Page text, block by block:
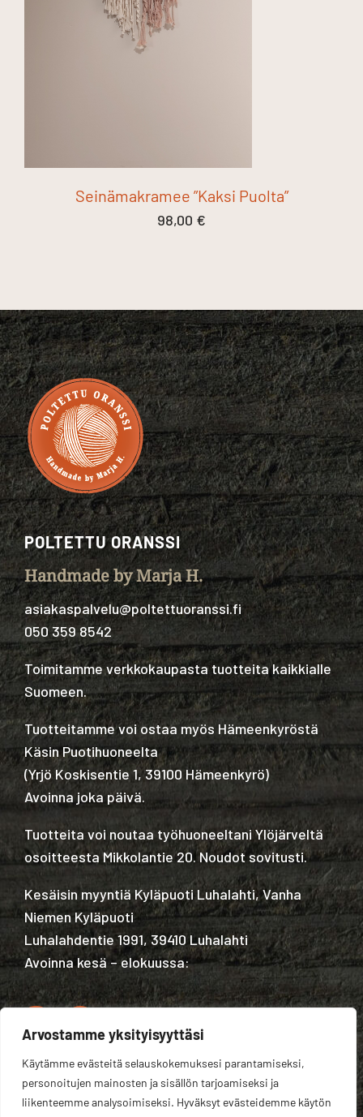
Arvostamme yksityisyyttäsi
Käytämme evästeitä selauskokemuksesi parantamiseksi,
personoitujen mainosten ja sisällön tarjoamiseksi ja
liikenteemme analysoimiseksi. Hyväksyt evästeidemme käytön
Seinämakramee ”Kaksi Puolta”
98,00 €
POLTETTU ORANSSI
Handmade by Marja H.
asiakaspalvelu@poltettuoranssi.fi
050 359 8542
Toimitamme verkkokaupasta tuotteita kaikkialle
Suomeen.
Tuotteitamme voi ostaa myös Hämeenkyröstä
Käsin Puotihuoneelta
(Yrjö Koskisentie 1, 39100 Hämeenkyrö)
Avoinna joka päivä.
Tuotteita voi noutaa työhuoneeltani Ylöjärveltä
osoitteesta Mikkolantie 20. Noudot sovitusti.
Kesäisin myyntiä Kyläpuoti Luhalahti, Vanha
Niemen Kyläpuoti
Luhalahdentie 1991, 39410 Luhalahti
Avoinna kesä – elokuussa:
Tietosuojaseloste